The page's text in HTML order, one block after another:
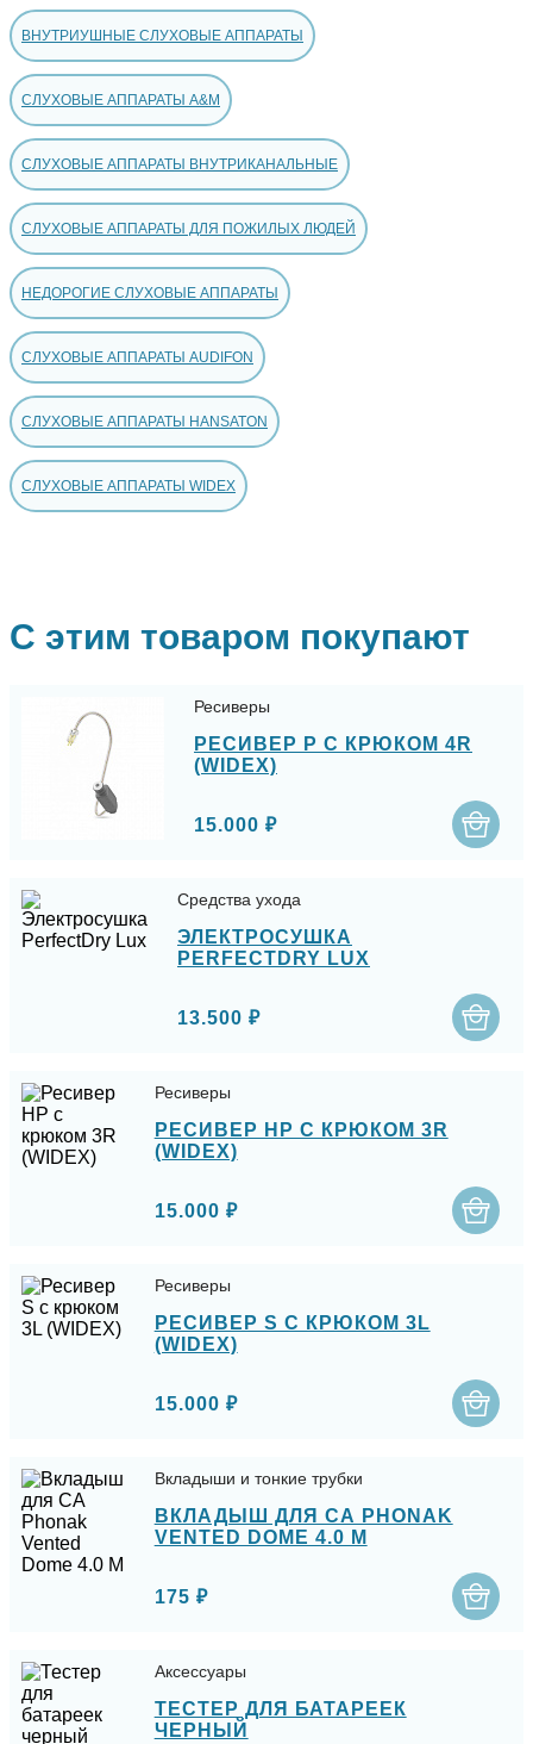
ВНУТРИУШНЫЕ СЛУХОВЫЕ АППАРАТЫ
СЛУХОВЫЕ АППАРАТЫ A&M
СЛУХОВЫЕ АППАРАТЫ ВНУТРИКАНАЛЬНЫЕ
СЛУХОВЫЕ АППАРАТЫ ДЛЯ ПОЖИЛЫХ ЛЮДЕЙ
НЕДОРОГИЕ СЛУХОВЫЕ АППАРАТЫ
СЛУХОВЫЕ АППАРАТЫ AUDIFON
СЛУХОВЫЕ АППАРАТЫ HANSATON
СЛУХОВЫЕ АППАРАТЫ WIDEX
С этим товаром покупают
Ресиверы
РЕСИВЕР P С КРЮКОМ 4R
(WIDEX)
15.000 ₽
Средства ухода
ЭЛЕКТРОСУШКА
PERFECTDRY LUX
13.500 ₽
Ресиверы
РЕСИВЕР HP С КРЮКОМ 3R
(WIDEX)
15.000 ₽
Ресиверы
РЕСИВЕР S С КРЮКОМ 3L
(WIDEX)
15.000 ₽
Вкладыши и тонкие трубки
ВКЛАДЫШ ДЛЯ СА PHONAK
VENTED DOME 4.0 M
175 ₽
Аксессуары
ТЕСТЕР ДЛЯ БАТАРЕЕК
ЧЕРНЫЙ